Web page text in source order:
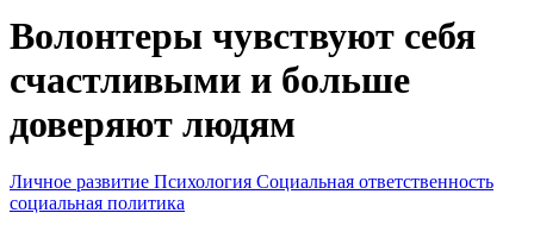
Волонтеры чувствуют себя
счастливыми и больше
доверяют людям
Личное развитие Психология Социальная ответственность
социальная политика